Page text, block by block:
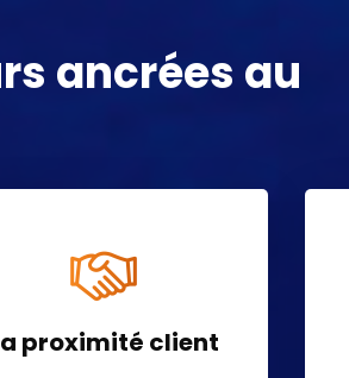
ancrées au
proximité client